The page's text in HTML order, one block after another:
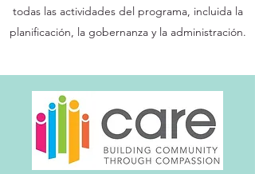
todas las actividades del programa, incluida la
planificación, la gobernanza y la administración.